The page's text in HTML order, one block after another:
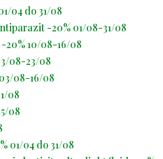
04 do 31/08
-20% 01/08-31/08
20% 10/08-16/08
08-23/08
08-16/08
08
08
01/04 do 31/08